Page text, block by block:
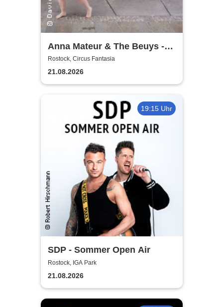
Anna Mateur & The Beuys -
Kaoshüter
Rostock, Circus Fantasia
21.08.2026
19:15 Uhr
SDP - Sommer Open Air
Rostock, IGA Park
21.08.2026